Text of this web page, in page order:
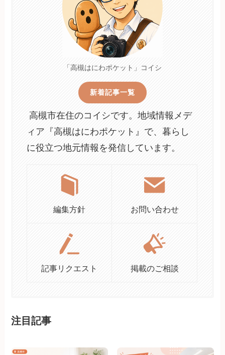
「高槻はにわポケット」コイシ
新着記事一覧
高槻市在住のコイシです。地域情報メデ
ィア『高槻はにわポケット』で、暮らし
に役立つ地元情報を発信しています。
編集方針 お問い合わせ
記事リクエスト 掲載のご相談
注目記事